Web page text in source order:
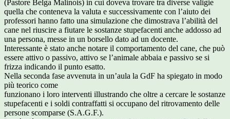
(Pastore Belga Malinois) in cui doveva trovare tra diverse valigie
quella che conteneva la valuta e successivamente con l’aiuto dei
professori hanno fatto una simulazione che dimostrava l’abilità del
cane nel riuscire a fiutare le sostanze stupefacenti anche addosso ad
una persona, messe in un borsello dato ad un docente.
Interessante è stato anche notare il comportamento del cane, che può
essere attivo o passivo, attivo se l’animale abbaia e passivo se si
frizza indicando il punto esatto.
Nella seconda fase avvenuta in un’aula la GdF ha spiegato in modo
più teorico come
funzionano i loro interventi illustrando che oltre a cercare le sostanze
stupefacenti e i soldi contraffatti si occupano del ritrovamento delle
persone scomparse (S.A.G.F.).